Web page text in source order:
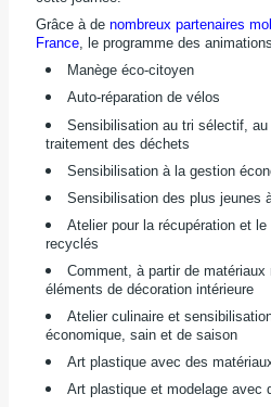
Grâce à de nombreux partenaires
France, le programme des
Manège éco-citoyen
Auto-réparation de vélos
Sensibilisation au tri sélectif,
traitement des déchets
Sensibilisation à la gestion
Sensibilisation des plus jeunes
Atelier pour la récupération et
recyclés
Comment, à partir de
éléments de décoration intérieure
Atelier culinaire et
économique, sain et de saison
Art plastique avec des
Art plastique et modelage avec